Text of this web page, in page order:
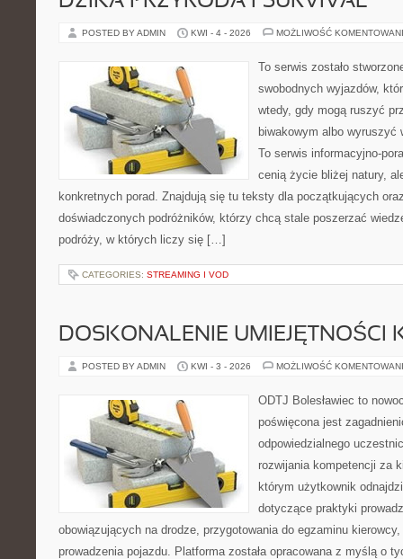
POSTED BY ADMIN KWI - 4 - 2026 MOŻLIWOŚĆ
To serwis zostało
swobodnych wyjazdów,
wtedy, gdy mogą ruszyć
biwakowym albo wyruszyć
To serwis informacyjno-
cenią życie bliżej natury,
konkretnych porad. Znajdują się tu teksty dla początkujących
doświadczonych podróżników, którzy chcą stale poszerzać
podróży, w których liczy się […]
CATEGORIES: STREAMING I VOD
DOSKONALENIE UMIEJĘTNOŚCI
POSTED BY ADMIN KWI - 3 - 2026 MOŻLIWOŚĆ
ODTJ Bolesławiec to
poświęcona jest
odpowiedzialnego
rozwijania kompetencji za
którym użytkownik
dotyczące praktyki
obowiązujących na drodze, przygotowania do egzaminu
prowadzenia pojazdu. Platforma została opracowana z myślą o